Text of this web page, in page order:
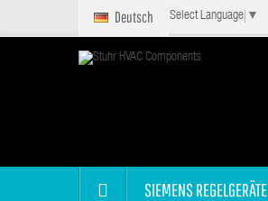
Deutsch Select Language ▼
SIEMENS REGELGERÄTE